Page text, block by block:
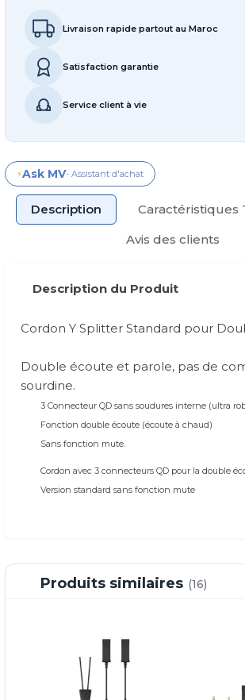
Livraison rapide partout au Maroc
Satisfaction garantie
Service client à vie
⚡Ask MV- Assistant d'achat
Description
Caractéristiques
Avis des clients
Description du Produit
Cordon Y Splitter Standard pour
Double écoute et parole, pas de
sourdine.
3 Connecteur QD sans soudures interne (ultra
Fonction double écoute (écoute à chaud)
Sans fonction mute.
Cordon avec 3 connecteurs QD pour la double
Version standard sans fonction mute
Produits similaires (16)